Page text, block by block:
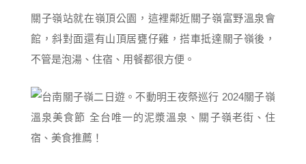
關子嶺站就在嶺頂公園，這裡鄰近關子嶺富野溫泉會
館，斜對面還有山頂居甕仔雞，搭車抵達關子嶺後，
不管是泡湯、住宿、用餐都很方便。